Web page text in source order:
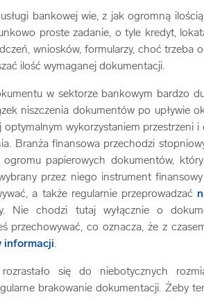
bankowej wie, z jak ogromną
proste zadanie, o tyle kredyt,
wniosków, formularzy, choć trzeba
ilość wymaganej dokumentacji.
w sektorze bankowym bardzo
niszczenia dokumentów po upływie
wykorzystaniem przestrzeni
Branża finansowa przechodzi
papierowych dokumentów,
przez niego instrument
a także regularnie przeprowadzać
Nie chodzi tutaj wyłącznie o
przechowywać, co oznacza, że z
informacji.
się do niebotycznych
brakowanie dokumentacji. Żeby